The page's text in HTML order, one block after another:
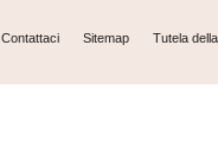
Contattaci Sitemap Tutela